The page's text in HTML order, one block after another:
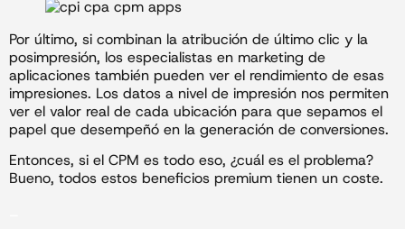
Por último, si combinan la atribución de último clic y la
posimpresión, los especialistas en marketing de
aplicaciones también pueden ver el rendimiento de esas
impresiones. Los datos a nivel de impresión nos permiten
ver el valor real de cada ubicación para que sepamos el
papel que desempeñó en la generación de conversiones.
Entonces, si el CPM es todo eso, ¿cuál es el problema?
Bueno, todos estos beneficios premium tienen un coste.